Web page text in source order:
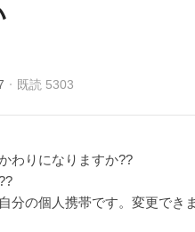
既読 5303
わりになりますか??
分の個人携帯です。変更でき